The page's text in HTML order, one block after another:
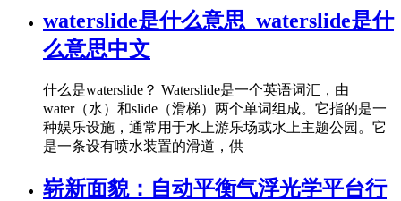
waterslide是什么意思_waterslide是什
么意思中文
什么是waterslide？ Waterslide是一个英语词汇，由
water（水）和slide（滑梯）两个单词组成。它指的是一
种娱乐设施，通常用于水上游乐场或水上主题公园。它
是一条设有喷水装置的滑道，供
崭新面貌：自动平衡气浮光学平台行